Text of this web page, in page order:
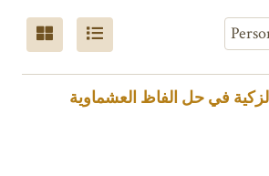
في حل الفاظ العشماوية